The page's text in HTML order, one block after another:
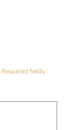
Required fields